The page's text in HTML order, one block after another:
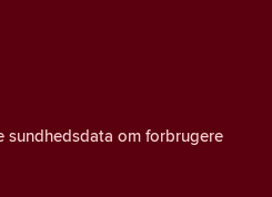
om forbrugere